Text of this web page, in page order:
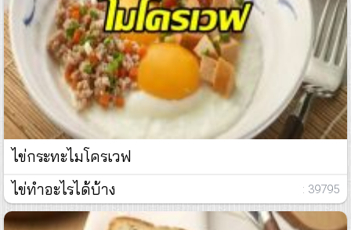
ไข่กระทะไมโครเวฟ
ไข่ทำอะไรได้บ้าง
: 39795